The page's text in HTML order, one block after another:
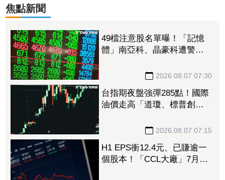
焦點新聞
49檔注意股名單曝！「記憶
體」南亞科、晶豪科遭警
川湖晉升萬元千金飆太兇
2026.08.07 07:30
台指期夜盤強彈285點！國際
油價走高「道瓊、標普創新
2026.08.07 07:15
H1 EPS衝12.4元、已賺逾一
個股本！「CCL大廠」7月營